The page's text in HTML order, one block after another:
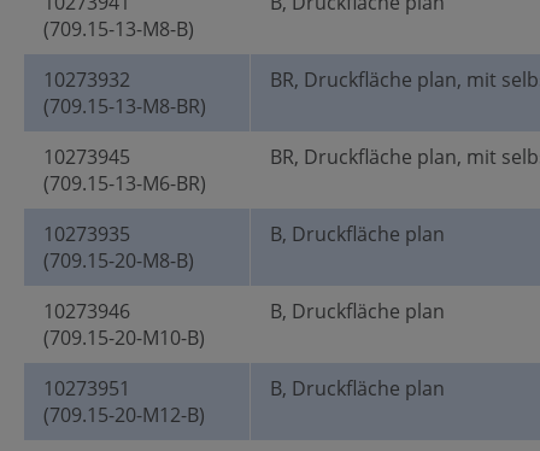
(709.15-13-M8-B)
10273932
(709.15-13-M8-BR)
BR, Druckfläche plan, mit
10273945
(709.15-13-M6-BR)
BR, Druckfläche plan, mit
10273935
(709.15-20-M8-B)
B, Druckfläche plan
10273946
(709.15-20-M10-B)
B, Druckfläche plan
10273951
(709.15-20-M12-B)
B, Druckfläche plan